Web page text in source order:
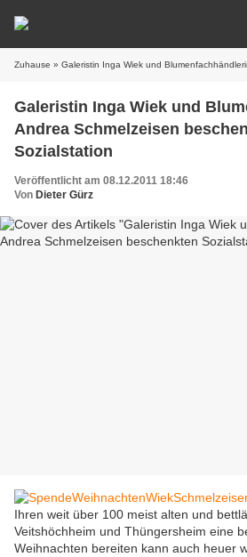
Zuhause » Galeristin Inga Wiek und Blumenfachhändlerin Andrea
Galeristin Inga Wiek und
Andrea Schmelzeisen
Sozialstation
Veröffentlicht am 08.12.2011 18:46
Von Dieter Gürz
Ihren weit über 100 meist alten und
Veitshöchheim und Thüngersheim eine
Weihnachten bereiten kann auch heuer